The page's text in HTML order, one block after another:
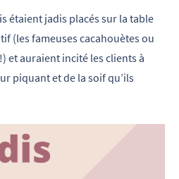
étaient jadis placés sur la table
(les fameuses cacahouètes ou
et auraient incité les clients à
piquant et de la soif qu’ils